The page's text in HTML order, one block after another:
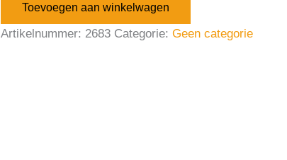
Toevoegen aan winkelwagen
Artikelnummer: 2683 Categorie: Geen categorie